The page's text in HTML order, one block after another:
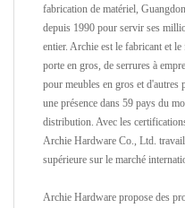
fabrication de matériel,
depuis 1990 pour servir ses
entier. Archie est le fabricant et
porte en gros, de serrures à
pour meubles en gros et d'autres
une présence dans 59 pays du
distribution. Avec les
Archie Hardware Co., Ltd.
supérieure sur le marché
Archie Hardware propose des